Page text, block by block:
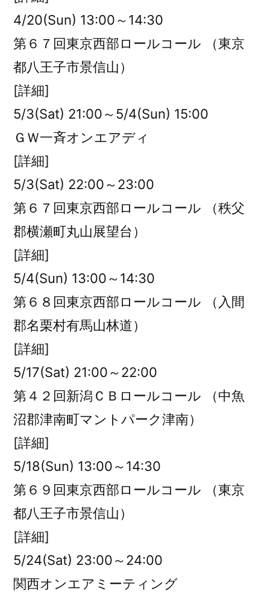
4/20(Sun) 13:00～14:30
第６７回東京西部ロールコール （東京
都八王子市景信山）
[詳細]
5/3(Sat) 21:00～5/4(Sun) 15:00
ＧＷ一斉オンエアディ
[詳細]
5/3(Sat) 22:00～23:00
第６７回東京西部ロールコール （秩父
郡横瀬町丸山展望台）
[詳細]
5/4(Sun) 13:00～14:30
第６８回東京西部ロールコール （入間
郡名栗村有馬山林道）
[詳細]
5/17(Sat) 21:00～22:00
第４２回新潟ＣＢロールコール （中魚
沼郡津南町マントパーク津南）
[詳細]
5/18(Sun) 13:00～14:30
第６９回東京西部ロールコール （東京
都八王子市景信山）
[詳細]
5/24(Sat) 23:00～24:00
関西オンエアミーティング